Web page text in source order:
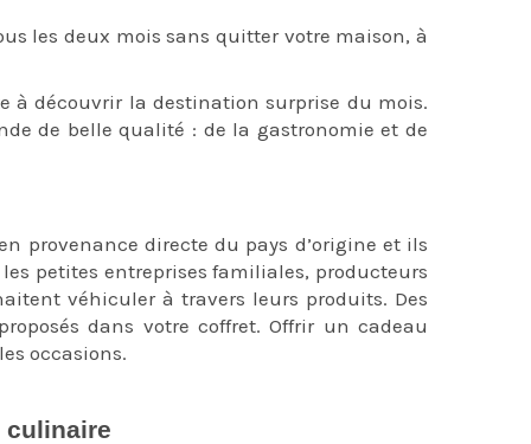
les deux mois sans quitter votre maison, à
à découvrir la destination surprise du mois.
de belle qualité : de la gastronomie et de
provenance directe du pays d’origine et ils
petites entreprises familiales, producteurs
véhiculer à travers leurs produits. Des
dans votre coffret. Offrir un cadeau
occasions.
culinaire